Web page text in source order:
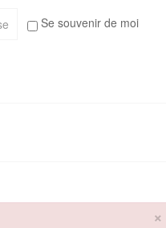
Se souvenir de moi
×